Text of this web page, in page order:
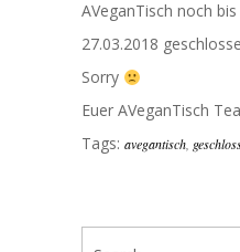
AVeganTisch noch
27.03.2018
Sorry
Euer AVeganTisch
Tags: avegantisch,